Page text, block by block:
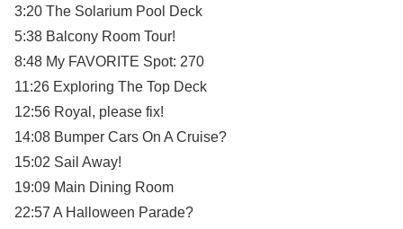
3:20 The Solarium Pool Deck
5:38 Balcony Room Tour!
8:48 My FAVORITE Spot: 270
11:26 Exploring The Top Deck
12:56 Royal, please fix!
14:08 Bumper Cars On A Cruise?
15:02 Sail Away!
19:09 Main Dining Room
22:57 A Halloween Parade?